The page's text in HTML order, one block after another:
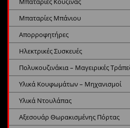
Μπαταρίες Μπάνιου
Απορροφητήρες
Ηλεκτρικές Συσκευές
Πολυκουζινάκια – Μαγειρικές
Υλικά Κουφωμάτων – Μηχανισμοί
Υλικά Ντουλάπας
Αξεσουάρ Θωρακισμένης Πόρτας